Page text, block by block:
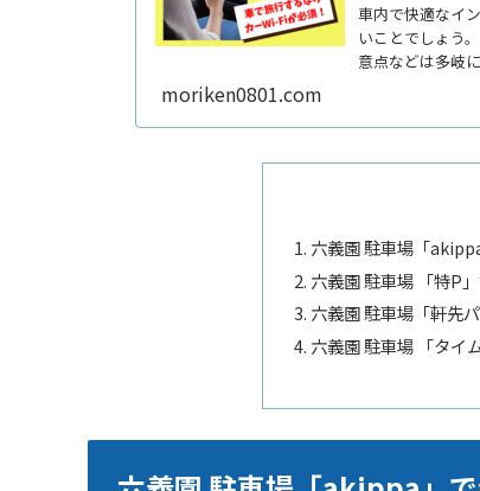
車内で快適なイ
いことでしょう
意点などは多岐
moriken0801.com
六義園 駐車場「
六義園 駐車場 「特P
六義園 駐車場「軒先
六義園 駐車場 「タイ